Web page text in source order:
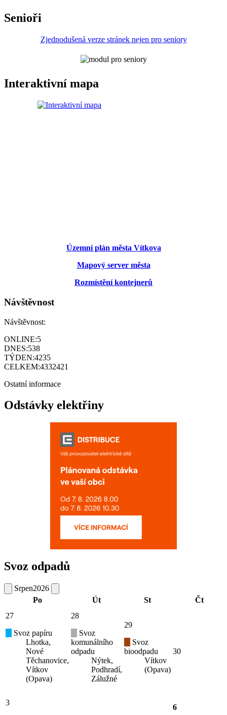
Senioři
Zjednodušená verze stránek nejen pro seniory
Interaktivní mapa
Územní plán města Vítkova
Mapový server města
Rozmístění kontejnerů
Návštěvnost
Návštěvnost:
ONLINE:5
DNES:538
TÝDEN:4235
CELKEM:4332421
Ostatní informace
Odstávky elektřiny
Svoz odpadů
Srpen2026
Po
Út St
Čt
27
Svoz papíru
Lhotka,
Nové
Těchanovice,
Vítkov
(Opava)
28
Svoz
komunálního
odpadu
Nýtek,
Podhradí,
Zálužné
29
Svoz
bioodpadu
Vítkov
(Opava)
30
3
6